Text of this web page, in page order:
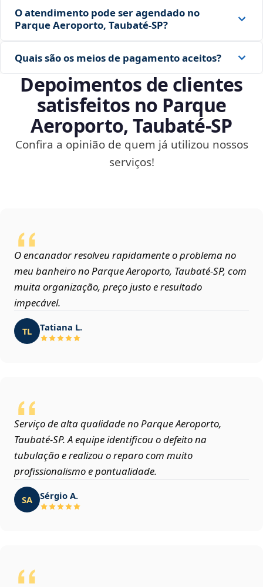
O atendimento pode ser agendado no
Parque Aeroporto, Taubaté‑SP?
Quais são os meios de pagamento aceitos?
Depoimentos de clientes
satisfeitos no Parque
Aeroporto, Taubaté‑SP
Confira a opinião de quem já utilizou nossos
serviços!
O encanador resolveu rapidamente o problema no
meu banheiro no Parque Aeroporto, Taubaté‑SP, com
muita organização, preço justo e resultado
impecável.
TL Tatiana L.
Serviço de alta qualidade no Parque Aeroporto,
Taubaté‑SP. A equipe identificou o defeito na
tubulação e realizou o reparo com muito
profissionalismo e pontualidade.
SA Sérgio A.